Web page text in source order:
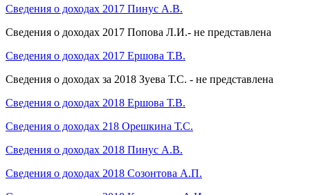
Сведения о доходах 2017 Пинус А.В.
Сведения о доходах 2017 Попова Л.И.- не представлена
Сведения о доходах 2017 Ершова Т.В.
Сведения о доходах за 2018 Зуева Т.С. - не представлена
Сведения о доходах 2018 Ершова Т.В.
Сведения о доходах 218 Орешкина Т.С.
Сведения о доходах 2018 Пинус А.В.
Сведения о доходах 2018 Созонтова А.П.